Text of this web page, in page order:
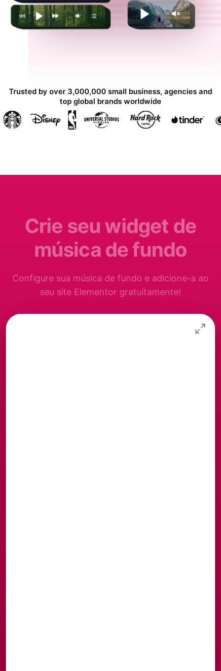
Trusted by over 3,000,000 small business, agencies and
top global brands worldwide
Crie seu widget de
música de fundo
Configure sua música de fundo e adicione-a ao
seu site Elementor gratuitamente!